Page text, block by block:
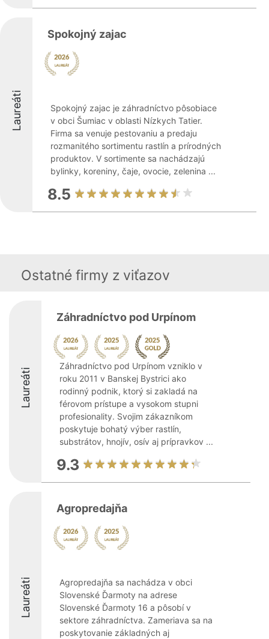
Laureáti
Spokojný zajac
Spokojný zajac je záhradníctvo pôsobiace
v obci Šumiac v oblasti Nízkych Tatier.
Firma sa venuje pestovaniu a predaju
rozmanitého sortimentu rastlín a prírodných
produktov. V sortimente sa nachádzajú
bylinky, koreniny, čaje, ovocie, zelenina ...
8.5
Ostatné firmy z viťazov
Laureáti
Záhradníctvo pod Urpínom
Záhradníctvo pod Urpínom vzniklo v
roku 2011 v Banskej Bystrici ako
rodinný podnik, ktorý si zakladá na
férovom prístupe a vysokom stupni
profesionality. Svojim zákazníkom
poskytuje bohatý výber rastlín,
substrátov, hnojív, osív aj prípravkov ...
9.3
Laureáti
Agropredajňa
Agropredajňa sa nachádza v obci
Slovenské Ďarmoty na adrese
Slovenské Ďarmoty 16 a pôsobí v
sektore záhradníctva. Zameriava sa na
poskytovanie základných aj